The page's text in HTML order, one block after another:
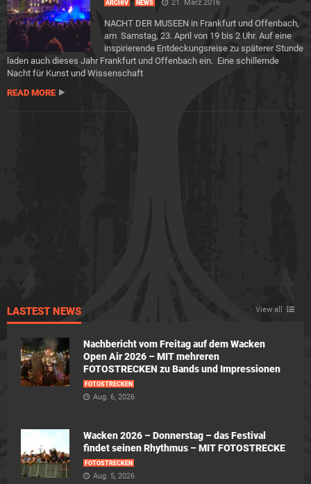
ARCHIV NEWS 21. März 2016
NACHT DER MUSEEN in Frankfurt und Offenbach,
am Samstag, 23. April von 19 bis 2 Uhr. Auf eine
inspirierende Entdeckungsreise zu späterer Stunde
laden auch dieses Jahr Frankfurt und Offenbach ein. Eine schillernde
Nacht für Kunst und Wissenschaft
READ MORE
LASTEST NEWS View all
Nachbericht vom Freitag auf dem Wacken
Open Air 2026 – MIT mehreren
FOTOSTRECKEN zu Bands und Impressionen
FOTOSTRECKEN
Aug. 6, 2026
Wacken 2026 – Donnerstag – das Festival
findet seinen Rhythmus – MIT FOTOSTRECKE
FOTOSTRECKEN
Aug. 5, 2026